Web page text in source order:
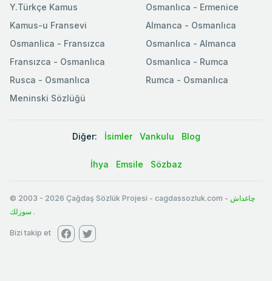
Y.Türkçe Kamus
Osmanlıca - Ermenice
Kamus-u Fransevi
Osmanlica - Fransızca
Fransızca - Osmanlıca
Rusca - Osmanlıca
Meninski Sözlüğü
Almanca - Osmanlıca
Osmanlıca - Almanca
Osmanlıca - Rumca
Rumca - Osmanlıca
Diğer: İsimler Vankulu Blog
İhya Emsile Sözbaz
© 2003 - 2026 Çağdaş Sözlük Projesi - cagdassozluk.com - چاغداش
سوزلك .
Bizi takip et